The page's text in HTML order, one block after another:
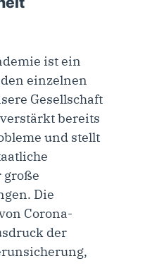
ist ein
einzelnen
Gesellschaft
verstärkt bereits
und stellt
große
Die
Corona-
der